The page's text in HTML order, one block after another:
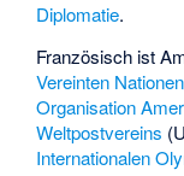
Diplomatie.
Französisch ist
Vereinten Nationen
Organisation
Weltpostvereins
Internationalen